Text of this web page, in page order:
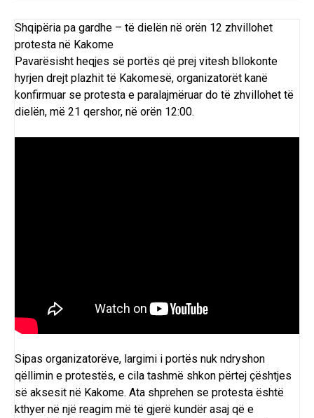
Shqipëria pa gardhe – të dielën në orën 12 zhvillohet
protesta në Kakome
Pavarësisht heqjes së portës që prej vitesh bllokonte
hyrjen drejt plazhit të Kakomesë, organizatorët kanë
konfirmuar se protesta e paralajmëruar do të zhvillohet të
dielën, më 21 qershor, në orën 12:00.
Sipas organizatorëve, largimi i portës nuk ndryshon
qëllimin e protestës, e cila tashmë shkon përtej çështjes
së aksesit në Kakome. Ata shprehen se protesta është
kthyer në një reagim më të gjerë kundër asaj që e